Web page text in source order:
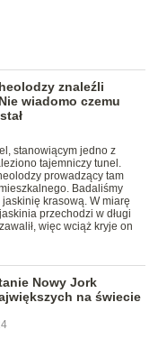
znaleźli
wiadomo czemu
stanowiącym jedno z
tajemniczy tunel.
prowadzący tam
Badaliśmy
krasową. W miarę
przechodzi w długi
więc wciąż kryje on
Nowy Jork
na świecie